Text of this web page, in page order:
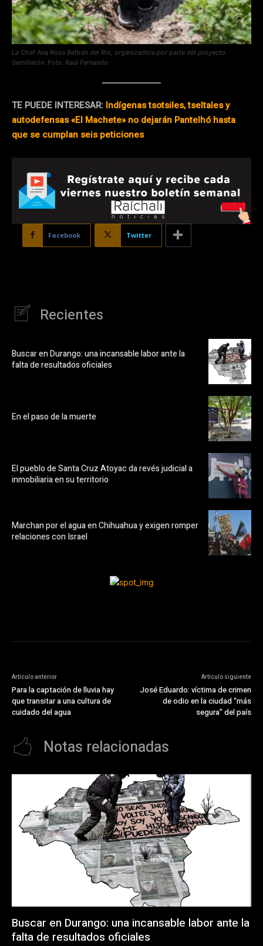
La Chef Ana Rosa Beltrán del Río, organizadora por parte del proyecto
Semillatón. Foto: Raúl Fernando
TE PUEDE INTERESAR: Indígenas tsotsiles, tseltales y
autodefensas «El Machete» no dejarán Pantelhó hasta
que se cumplan seis peticiones
Facebook Twitter
Recientes
Buscar en Durango: una incansable labor ante la
falta de resultados oficiales
En el paso de la muerte
El pueblo de Santa Cruz Atoyac da revés judicial a
inmobiliaria en su territorio
Marchan por el agua en Chihuahua y exigen romper
relaciones con Israel
Artículo anterior
Para la captación de lluvia hay
que transitar a una cultura de
cuidado del agua
Artículo siguiente
José Eduardo: víctima de crimen
de odio en la ciudad “más
segura” del país
Notas relacionadas
Buscar en Durango: una incansable labor ante la
falta de resultados oficiales